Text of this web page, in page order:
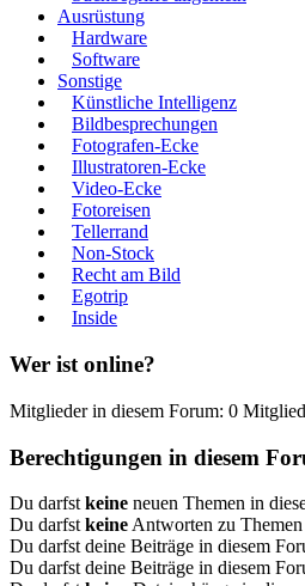
Ausrüstung
Hardware
Software
Sonstige
Künstliche Intelligenz
Bildbesprechungen
Fotografen-Ecke
Illustratoren-Ecke
Video-Ecke
Fotoreisen
Tellerrand
Non-Stock
Recht am Bild
Egotrip
Inside
Wer ist online?
Mitglieder in diesem Forum: 0
Berechtigungen in diesem
Du darfst keine neuen Themen in
Du darfst keine Antworten zu
Du darfst deine Beiträge in diesem
Du darfst deine Beiträge in diesem